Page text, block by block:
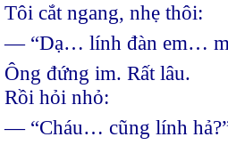
Tôi cắt ngang, nhẹ thôi:
— “Dạ… lính đàn em…
Ông đứng im. Rất lâu.
Rồi hỏi nhỏ:
— “Cháu… cũng lính